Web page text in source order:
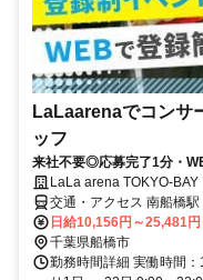
LaLaarenaでコンサ
ッフ
来社不要◎応募完了1分・
LaLa arena TOKYO-BAY
交通・アクセス 南船橋
日給10,156円～25,481円
千葉県船橋市
勤務時間詳細 実働時間